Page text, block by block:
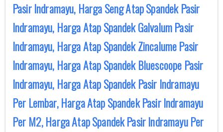
Pasir Indramayu, Harga Seng Atap Spandek Pasir
Indramayu, Harga Atap Spandek Galvalum Pasir
Indramayu, Harga Atap Spandek Zincalume Pasir
Indramayu, Harga Atap Spandek Bluescoope Pasir
Indramayu, Harga Atap Spandek Pasir Indramayu
Per Lembar, Harga Atap Spandek Pasir Indramayu
Per M2, Harga Atap Spandek Pasir Indramayu Per